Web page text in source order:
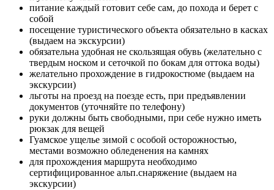
питание каждый готовит себе сам, до похода и берет с
собой
посещение туристического объекта обязательно в касках
(выдаем на экскурсии)
обязательна удобная не скользящая обувь (желательно с
твердым носком и сеточкой по бокам для оттока воды)
желательно прохождение в гидрокостюме (выдаем на
экскурсии)
льготы на проезд на поезде есть, при предъявлении
документов (уточняйте по телефону)
руки должны быть свободными, при себе нужно иметь
рюкзак для вещей
Гуамское ущелье зимой с особой осторожностью,
местами возможно обледенения на камнях
для прохождения маршрута необходимо
сертифицированное альп.снаряжение (выдаем на
экскурсии)